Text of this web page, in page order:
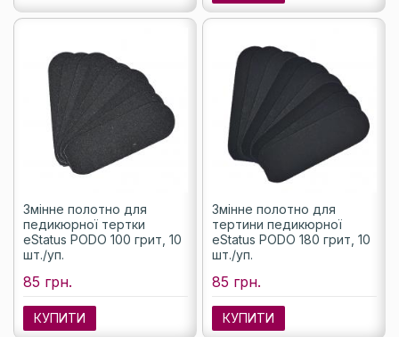
Змінне полотно для
педикюрної тертки
eStatus PODO 100 грит, 10
шт./уп.
85 грн.
КУПИТИ
Змінне полотно для
тертини педикюрної
eStatus PODO 180 грит, 10
шт./уп.
85 грн.
КУПИТИ